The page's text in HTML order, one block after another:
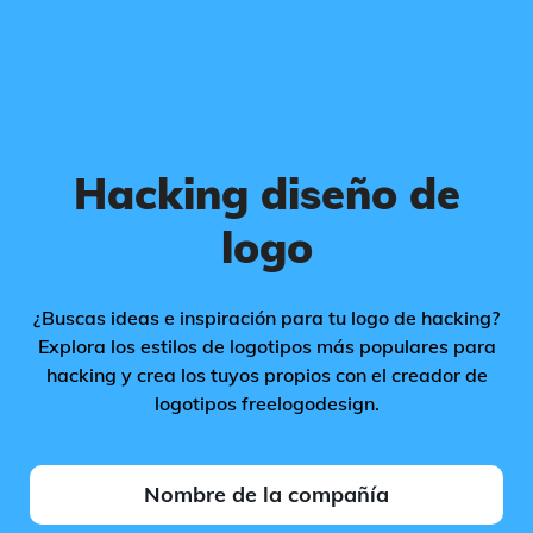
Hacking diseño de
logo
¿Buscas ideas e inspiración para tu logo de hacking?
Explora los estilos de logotipos más populares para
hacking y crea los tuyos propios con el creador de
logotipos freelogodesign.